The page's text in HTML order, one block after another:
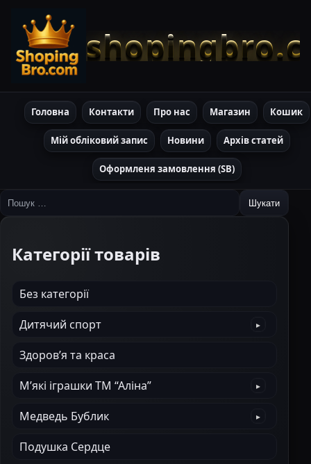
Головна Контакти Про нас Магазин Кошик
Мій обліковий запис Новини Архів статей
Оформленя замовлення (SB)
Пошук:
Категорії товарів
Без категорії
Дитячий спорт
Здоров’я та краса
М’які іграшки ТМ “Аліна”
Медведь Бублик
Подушка Сердце